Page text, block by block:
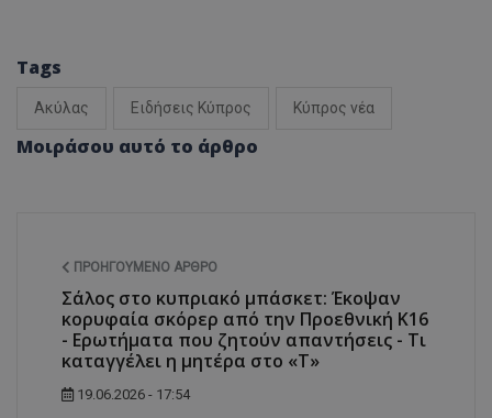
Tags
Ακύλας Ειδήσεις Κύπρος Κύπρος νέα
Μοιράσου αυτό το άρθρο
ΠΡΟΗΓΟΎΜΕΝΟ ΆΡΘΡΟ
Σάλος στο κυπριακό μπάσκετ: Έκοψαν
κορυφαία σκόρερ από την Προεθνική Κ16
- Ερωτήματα που ζητούν απαντήσεις - Τι
καταγγέλει η μητέρα στο «T»
19.06.2026 - 17:54